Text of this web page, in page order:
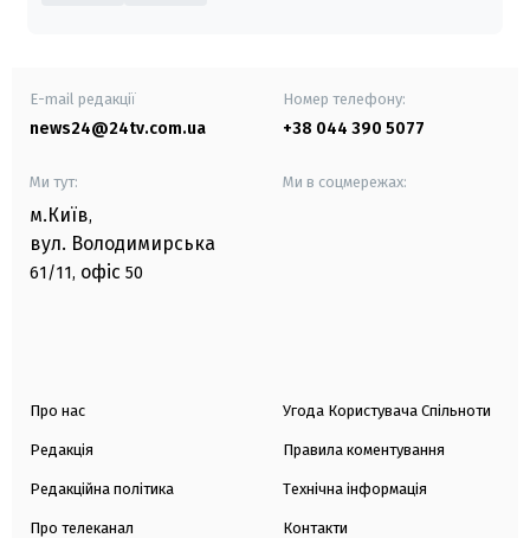
E-mail редакції
news24@24tv.com.ua
Номер телефону:
+38 044 390 5077
Ми тут:
м.Київ,
вул. Володимирська
61/11, офіс 50
Ми в соцмережах:
Про нас
Редакція
Редакційна політика
Про телеканал
Угода Користувача Спільноти
Правила коментування
Технічна інформація
Контакти